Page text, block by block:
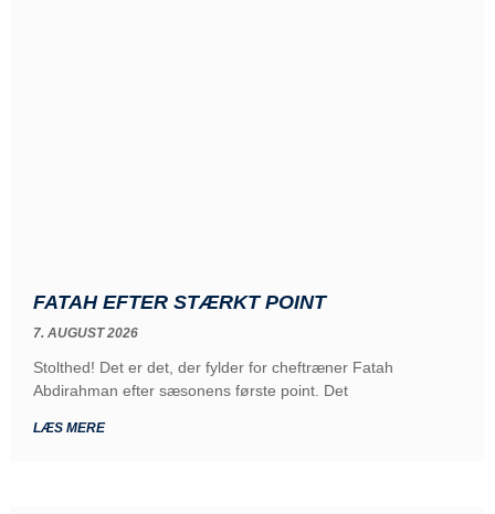
FATAH EFTER STÆRKT POINT
7. AUGUST 2026
Stolthed! Det er det, der fylder for cheftræner Fatah
Abdirahman efter sæsonens første point. Det
LÆS MERE